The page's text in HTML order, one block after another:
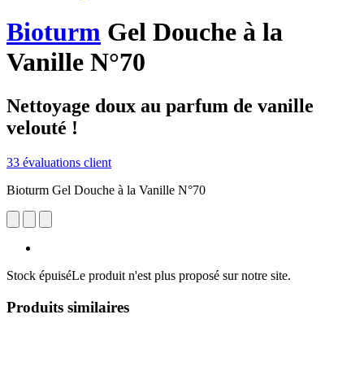
Bioturm Gel Douche à la
Vanille N°70
Nettoyage doux au parfum de vanille
velouté !
33 évaluations client
Bioturm Gel Douche à la Vanille N°70
Stock épuiséLe produit n'est plus proposé sur notre site.
Produits similaires